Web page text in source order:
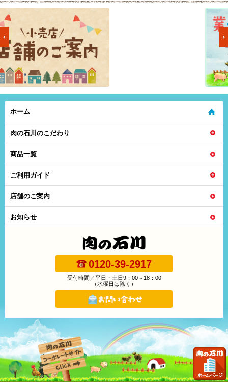
ホーム
肉の石川のこだわり
商品一覧
ご利用ガイド
店舗のご案内
お知らせ
0120-39-2917
受付時間／平日・土日9：00～18：00
（水曜日は除く）